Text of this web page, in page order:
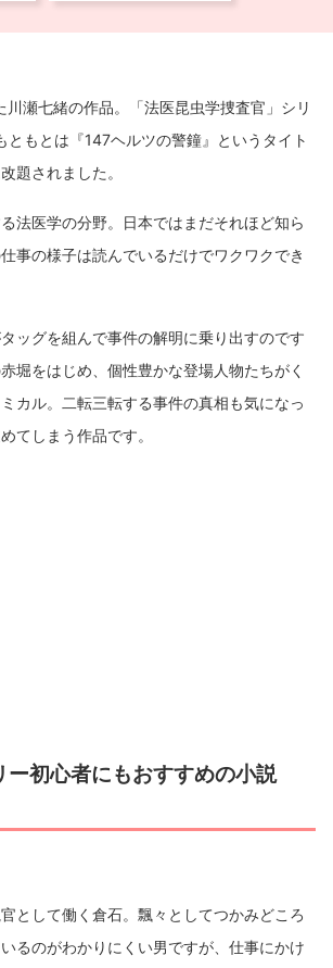
瀬七緒の作品。「法医昆虫学捜査官」シリ
ともとは『147ヘルツの警鐘』というタイト
題されました。
法医学の分野。日本ではまだそれほど知ら
事の様子は読んでいるだけでワクワクでき
ッグを組んで事件の解明に乗り出すのです
堀をはじめ、個性豊かな登場人物たちがく
カル。二転三転する事件の真相も気になっ
てしまう作品です。
ー初心者にもおすすめの小説
として働く倉石。飄々としてつかみどころ
るのがわかりにくい男ですが、仕事にかけ